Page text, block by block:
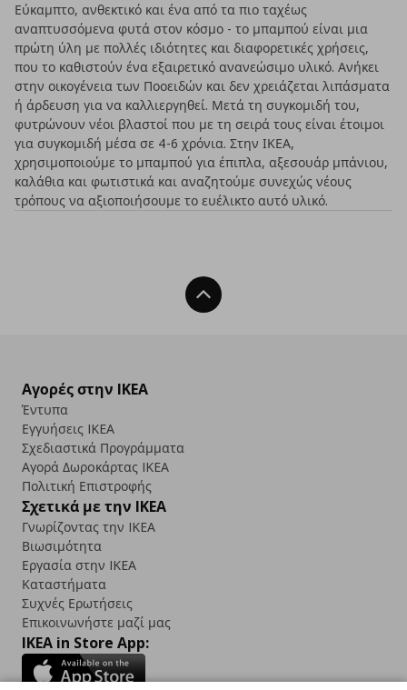
Εύκαμπτο, ανθεκτικό και ένα από τα πιο ταχέως
αναπτυσσόμενα φυτά στον κόσμο - το μπαμπού είναι μια
πρώτη ύλη με πολλές ιδιότητες και διαφορετικές χρήσεις,
που το καθιστούν ένα εξαιρετικό ανανεώσιμο υλικό. Ανήκει
στην οικογένεια των Ποοειδών και δεν χρειάζεται λιπάσματα
ή άρδευση για να καλλιεργηθεί. Μετά τη συγκομιδή του,
φυτρώνουν νέοι βλαστοί που με τη σειρά τους είναι έτοιμοι
για συγκομιδή μέσα σε 4-6 χρόνια. Στην ΙΚΕΑ,
χρησιμοποιούμε το μπαμπού για έπιπλα, αξεσουάρ μπάνιου,
καλάθια και φωτιστικά και αναζητούμε συνεχώς νέους
τρόπους να αξιοποιήσουμε το ευέλικτο αυτό υλικό.
Back To Top
Αγορές στην IKEA
Έντυπα
Εγγυήσεις IKEA
Σχεδιαστικά Προγράμματα
Αγορά Δωρoκάρτας IKEA
Πολιτική Επιστροφής
Σχετικά με την IKEA
Γνωρίζοντας την IKEA
Βιωσιμότητα
Εργασία στην IKEA
Καταστήματα
Συχνές Ερωτήσεις
Επικοινωνήστε μαζί μας
IKEA in Store App: